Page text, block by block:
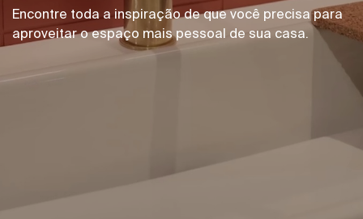
Encontre toda a inspiração de que você precisa para
aproveitar o espaço mais pessoal de sua casa.